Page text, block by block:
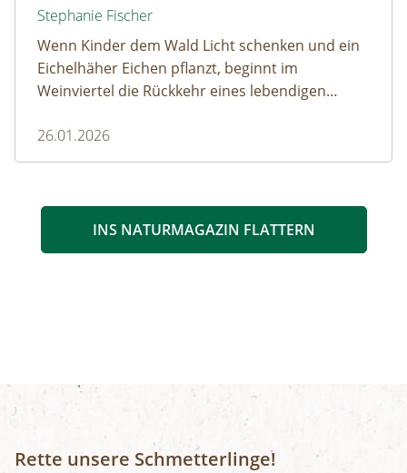
Stephanie Fischer
Wenn Kinder dem Wald Licht schenken und ein
Eichelhäher Eichen pflanzt, beginnt im
Weinviertel die Rückkehr eines lebendigen
26.01.2026
INS NATURMAGAZIN FLATTERN
Rette unsere Schmetterlinge!